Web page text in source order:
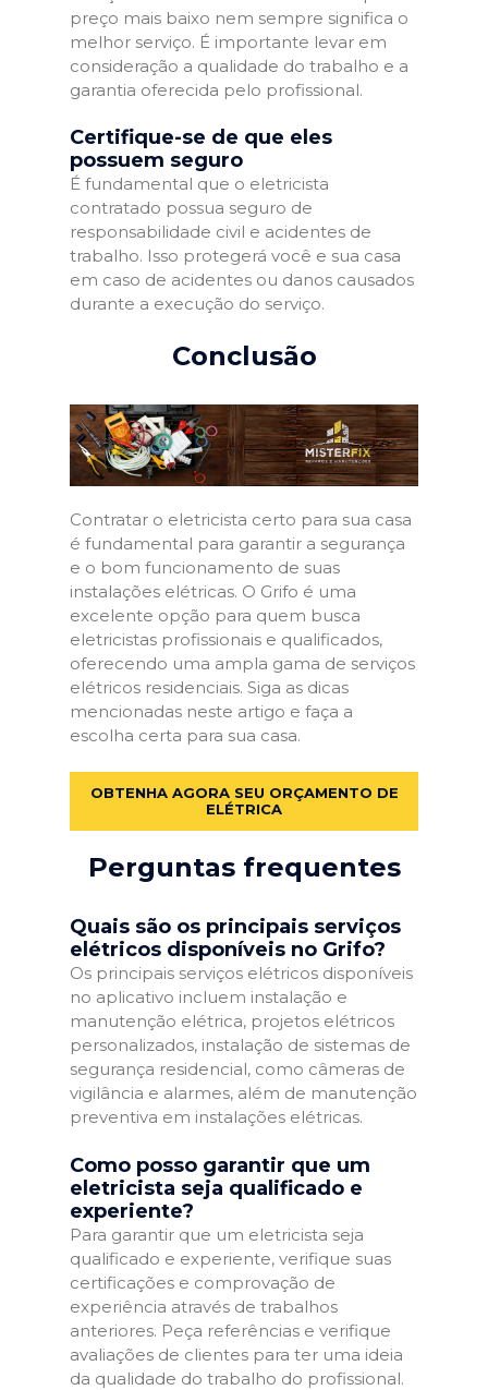
preço mais baixo nem sempre significa o
melhor serviço. É importante levar em
consideração a qualidade do trabalho e a
garantia oferecida pelo profissional.
Certifique-se de que eles
possuem seguro
É fundamental que o eletricista
contratado possua seguro de
responsabilidade civil e acidentes de
trabalho. Isso protegerá você e sua casa
em caso de acidentes ou danos causados
durante a execução do serviço.
Conclusão
Contratar o eletricista certo para sua casa
é fundamental para garantir a segurança
e o bom funcionamento de suas
instalações elétricas. O Grifo é uma
excelente opção para quem busca
eletricistas profissionais e qualificados,
oferecendo uma ampla gama de serviços
elétricos residenciais. Siga as dicas
mencionadas neste artigo e faça a
escolha certa para sua casa.
OBTENHA AGORA SEU ORÇAMENTO DE
ELÉTRICA
Perguntas frequentes
Quais são os principais serviços
elétricos disponíveis no Grifo?
Os principais serviços elétricos disponíveis
no aplicativo incluem instalação e
manutenção elétrica, projetos elétricos
personalizados, instalação de sistemas de
segurança residencial, como câmeras de
vigilância e alarmes, além de manutenção
preventiva em instalações elétricas.
Como posso garantir que um
eletricista seja qualificado e
experiente?
Para garantir que um eletricista seja
qualificado e experiente, verifique suas
certificações e comprovação de
experiência através de trabalhos
anteriores. Peça referências e verifique
avaliações de clientes para ter uma ideia
da qualidade do trabalho do profissional.